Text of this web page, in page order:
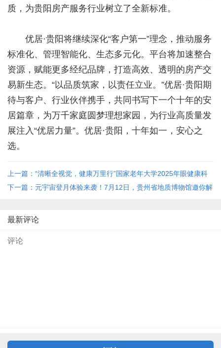
质，为贵阳房产服务行业树立了全新标准。
优居·贵阳将继续深化“客户第一”理念，推动服务
标准化、管理智能化、生态多元化。平台将加速整合
资源，赋能更多经纪品牌，打造高效、透明的房产交
易新生态。“以品质筑家，以责任立业。”优居·贵阳期
待与客户、行业伙伴携手，共同书写下一个十年的安
居篇章，为万千家庭圆梦理想家园，为行业高质量发
展注入“优居力量”。优居·贵阳，十年如一，安心之
选。
上一篇：“清晰全视觉，健康万里行”国家老年大学2025年眼健康科
普系列活动走进贵阳
下一篇：元宇宙登月体验来袭！7月12日，贵州省地质博物馆邀你解
最新评论